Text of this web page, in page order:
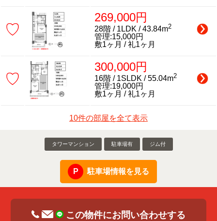
♡
269,000円
28階 / 1LDK / 43.84m2
管理:15,000円
敷1ヶ月 / 礼1ヶ月
♡
300,000円
16階 / 1SLDK / 55.04m2
管理:19,000円
敷1ヶ月 / 礼1ヶ月
10件の部屋を全て表示
タワーマンション 駐車場有 ジム付
駐車場情報を見る
この物件にお問い合わせする